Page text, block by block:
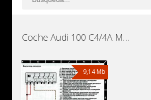
Coche Audi 100 C4/4A Manuales de Usuario, Manuales de Instrucciones (Reparación) y Mantenimiento Descargar Gratis
9,14 Mb